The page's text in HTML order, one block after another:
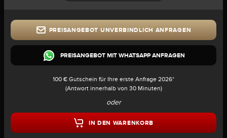
PREISANGEBOT UNVERBINDLICH ANFRAGEN
PREISANGEBOT MIT WHATSAPP ANFRAGEN
100 € Gutschein für Ihre erste Anfrage 2026*
(Antwort innerhalb von 30 Minuten)
oder
IN DEN WARENKORB